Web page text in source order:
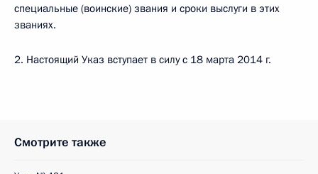
специальные (воинские) звания и сроки выслуги в этих
званиях.
2. Настоящий Указ вступает в силу с 18 марта 2014 г.
Смотрите также